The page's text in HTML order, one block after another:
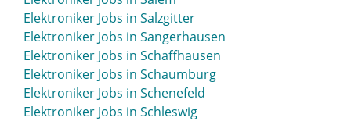
Elektroniker Jobs in Rudolstadt
Elektroniker Jobs in Ruhrpark
Elektroniker Jobs in Rüsselsheim
Elektroniker Jobs in Salzgitter
Elektroniker Jobs in Sangerhausen
Elektroniker Jobs in Schaffhausen
Elektroniker Jobs in Schaumburg
Elektroniker Jobs in Schenefeld
Elektroniker Jobs in Schleswig